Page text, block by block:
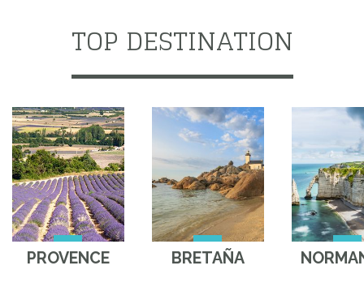
TOP DESTINATION
PROVENCE BRETAÑA